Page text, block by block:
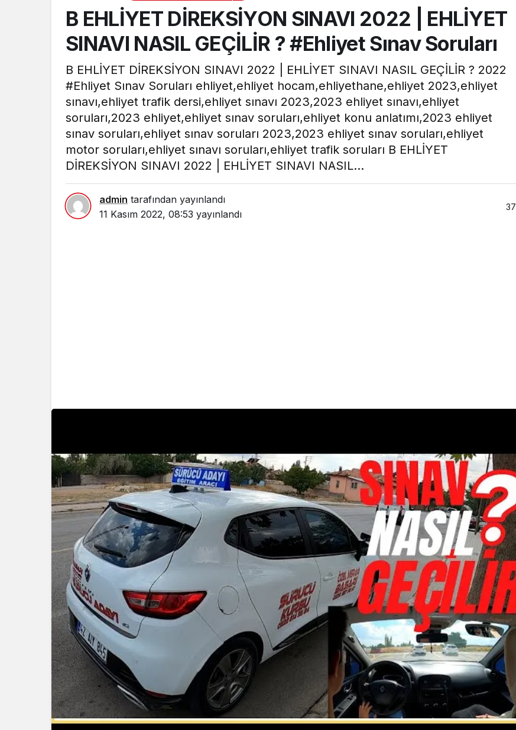
B EHLİYET DİREKSİYON SINAVI 2022 | EHLİYET
SINAVI NASIL GEÇİLİR ? #Ehliyet Sınav Soruları
B EHLİYET DİREKSİYON SINAVI 2022 | EHLİYET SINAVI NASIL GEÇİLİR ? 2022
#Ehliyet Sınav Soruları ehliyet,ehliyet hocam,ehliyethane,ehliyet 2023,ehliyet
sınavı,ehliyet trafik dersi,ehliyet sınavı 2023,2023 ehliyet sınavı,ehliyet
soruları,2023 ehliyet,ehliyet sınav soruları,ehliyet konu anlatımı,2023 ehliyet
sınav soruları,ehliyet sınav soruları 2023,2023 ehliyet sınav soruları,ehliyet
motor soruları,ehliyet sınavı soruları,ehliyet trafik soruları B EHLİYET
DİREKSİYON SINAVI 2022 | EHLİYET SINAVI NASIL…
admin tarafından yayınlandı
11 Kasım 2022, 08:53 yayınlandı
37